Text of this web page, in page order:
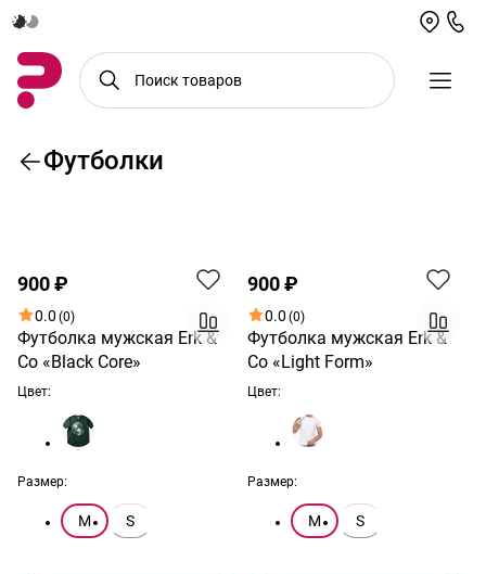
Футболки
900 ₽
0.0 (0)
Футболка мужская Erk &
Co «Black Core»
Цвет:
Размер:
M S
900 ₽
0.0 (0)
Футболка мужская Erk &
Co «Light Form»
Цвет:
Размер:
M S